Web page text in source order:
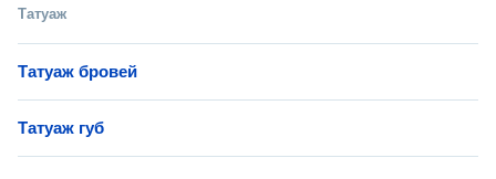
Татуаж
Татуаж бровей
Татуаж губ